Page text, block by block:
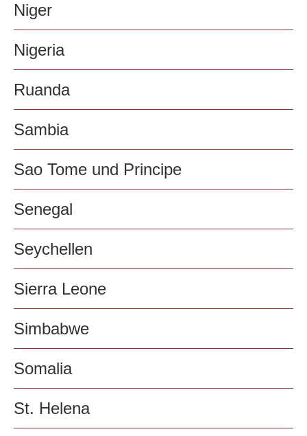
Niger
Nigeria
Ruanda
Sambia
Sao Tome und Principe
Senegal
Seychellen
Sierra Leone
Simbabwe
Somalia
St. Helena